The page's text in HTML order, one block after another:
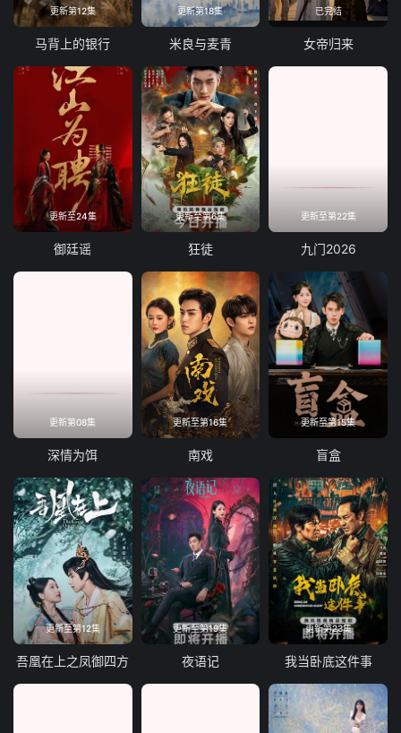
更新第12集
马背上的银行
更新第18集
米良与麦青
已完结
女帝归来
更新至24集
御廷谣
更新至第6集
狂徒
更新至第22集
九门2026
更新第08集
深情为饵
更新至第16集
南戏
更新至第15集
盲盒
更新至第12集
吾凰在上之凤御四方
更新至第19集
夜语记
更新第23集
我当卧底这件事